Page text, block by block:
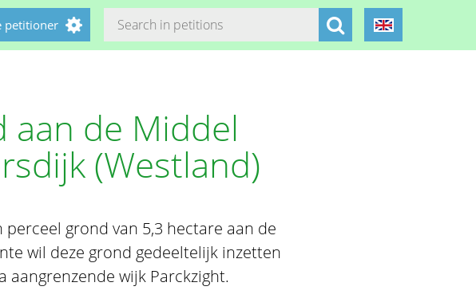
petitioner
aan de Middel
(Westland)
grond van 5,3 hectare aan de
wil deze grond gedeeltelijk inzetten
wijk Parckzight.